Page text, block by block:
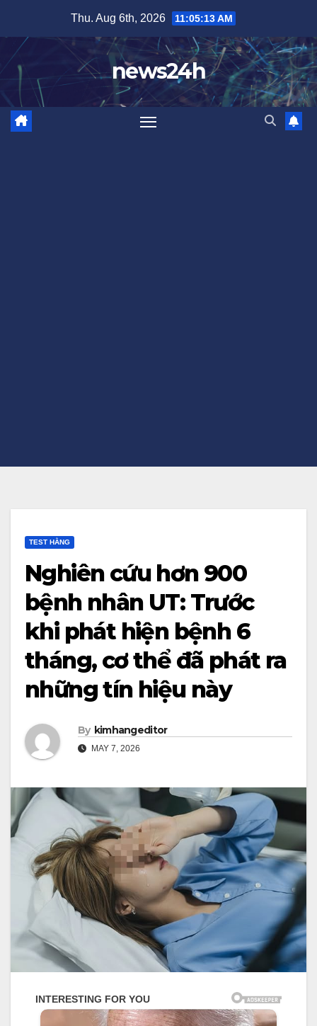
content
Thu. Aug 6th, 2026 11:05:15 AM
news24h
TEST HẰNG
Nghiên cứu hơn 900
bệnh nhân UT: Trước
khi phát hiện bệnh 6
tháng, cơ thể đã phát ra
những tín hiệu này
By kimhangeditor
MAY 7, 2026